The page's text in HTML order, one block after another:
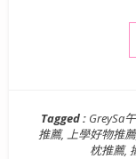
Tagged : GreySa
推薦, 上學好物推薦
枕推薦,